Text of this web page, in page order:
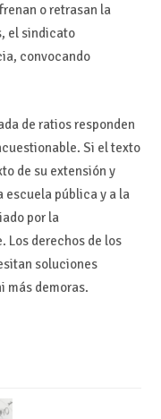
o retrasan la
el sindicato
convocando
de ratios responden
Si el texto
de su extensión y
escuela pública y a la
por la
Los derechos de los
soluciones
más demoras.